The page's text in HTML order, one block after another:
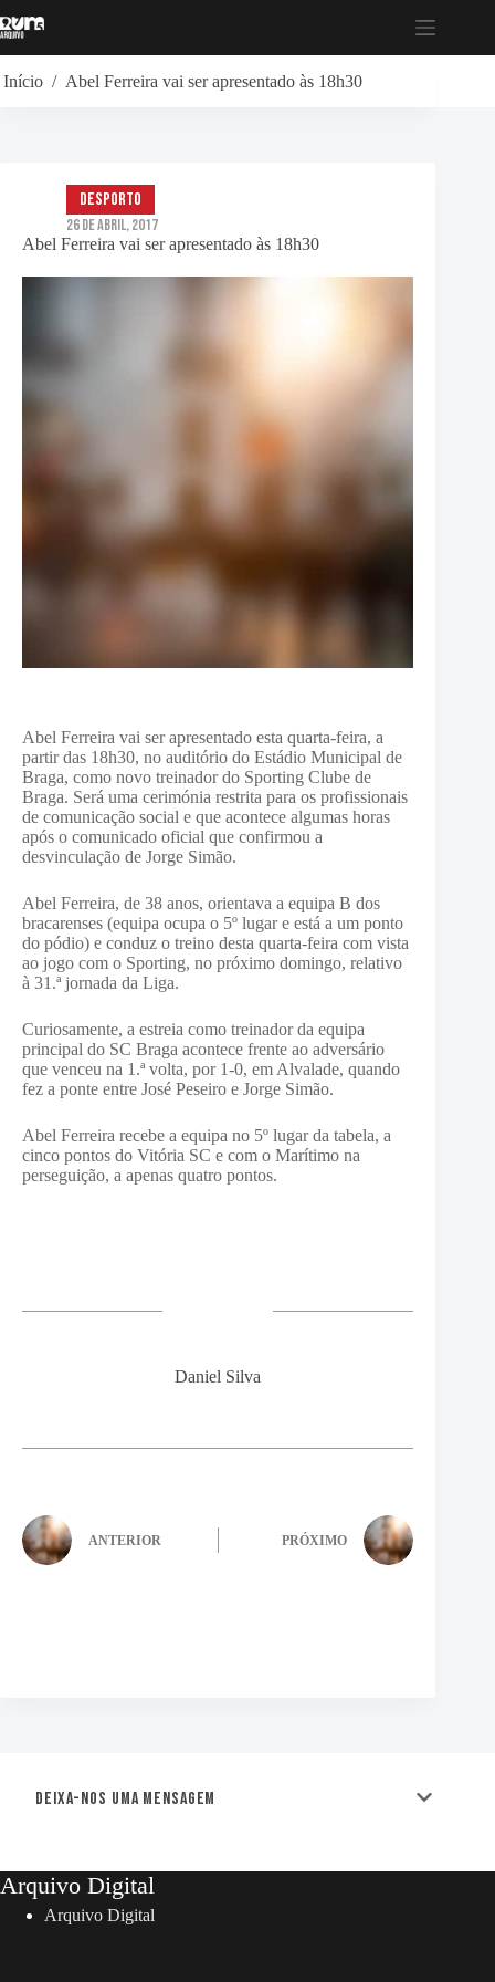
para
Início / Abel Ferreira vai ser apresentado às 18h30
Abel Ferreira vai ser apresentado às 18h30
Desporto
26 de Abril, 2017
Abel Ferreira vai ser apresentado esta quarta-feira, a
partir das 18h30, no auditório do Estádio Municipal de
Braga, como novo treinador do Sporting Clube de
Braga. Será uma cerimónia restrita para os profissionais
de comunicação social e que acontece algumas horas
após o comunicado oficial que confirmou a
desvinculação de Jorge Simão.
Abel Ferreira, de 38 anos, orientava a equipa B dos
bracarenses (equipa ocupa o 5º lugar e está a um ponto
do pódio) e conduz o treino desta quarta-feira com vista
ao jogo com o Sporting, no próximo domingo, relativo
à 31.ª jornada da Liga.
Curiosamente, a estreia como treinador da equipa
principal do SC Braga acontece frente ao adversário
que venceu na 1.ª volta, por 1-0, em Alvalade, quando
fez a ponte entre José Peseiro e Jorge Simão.
Abel Ferreira recebe a equipa no 5º lugar da tabela, a
cinco pontos do Vitória SC e com o Marítimo na
perseguição, a apenas quatro pontos.
Daniel Silva
ANTERIOR PRÓXIMO
Deixa-nos uma mensagem
Arquivo Digital
Arquivo Digital